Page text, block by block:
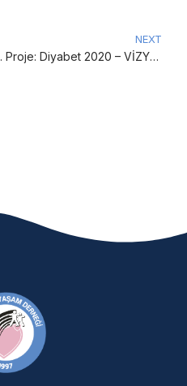
Avhan
NEXT
Proje: Diyabet 2020 – VİZYON VE HEDEFLER